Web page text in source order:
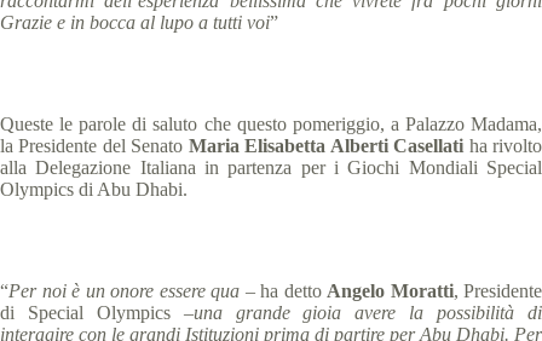
Grazie e in bocca al lupo a tutti voi”
Queste le parole di saluto che questo pomeriggio, a Palazzo Madama,
la Presidente del Senato Maria Elisabetta Alberti Casellati ha rivolto
alla Delegazione Italiana in partenza per i Giochi Mondiali Special
Olympics di Abu Dhabi.
“Per noi è un onore essere qua – ha detto Angelo Moratti, Presidente
di Special Olympics –una grande gioia avere la possibilità di
interagire con le grandi Istituzioni prima di partire per Abu Dhabi. Per